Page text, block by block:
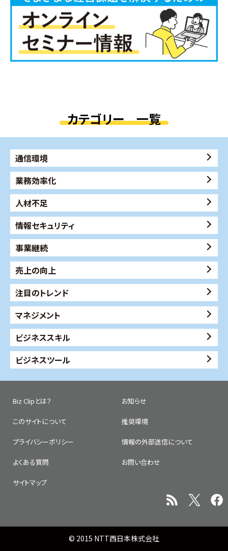
カテゴリー 一覧
通信環境
業務効率化
人材不足
情報セキュリティ
事業継続
売上の向上
注目のトレンド
マネジメント
ビジネススキル
ビジネスツール
Biz Clipとは？ お知らせ
このサイトについて 推奨環境
プライバシーポリシー 情報の外部送信について
よくある質問 お問い合わせ
サイトマップ
© 2015 NTT西日本株式会社